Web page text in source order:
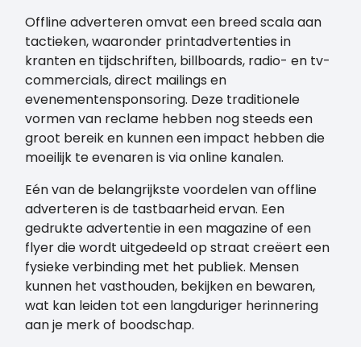
Offline adverteren omvat een breed scala aan
tactieken, waaronder printadvertenties in
kranten en tijdschriften, billboards, radio- en tv-
commercials, direct mailings en
evenementensponsoring. Deze traditionele
vormen van reclame hebben nog steeds een
groot bereik en kunnen een impact hebben die
moeilijk te evenaren is via online kanalen.
Eén van de belangrijkste voordelen van offline
adverteren is de tastbaarheid ervan. Een
gedrukte advertentie in een magazine of een
flyer die wordt uitgedeeld op straat creëert een
fysieke verbinding met het publiek. Mensen
kunnen het vasthouden, bekijken en bewaren,
wat kan leiden tot een langduriger herinnering
aan je merk of boodschap.